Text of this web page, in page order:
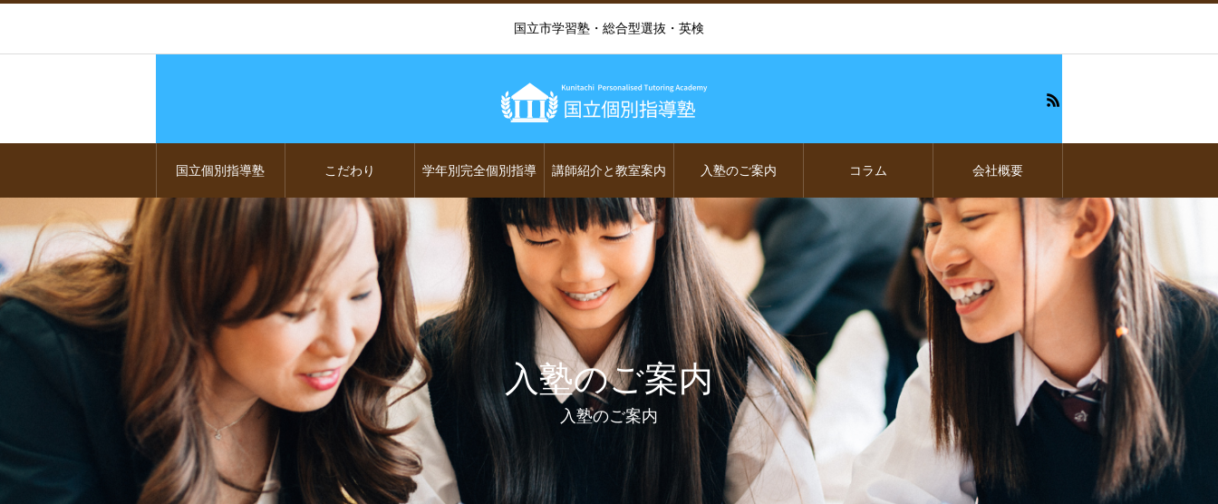
国立市学習塾・総合型選抜・英検
国立個別指導塾 こだわり 学年別完全個別指導 講師紹介と教室案内 入塾のご案内 コラム 会社概要
入塾のご案内
入塾のご案内